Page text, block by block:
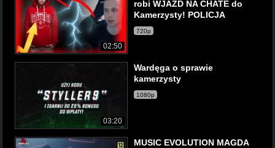
02:50
robi WJAZD NA CHATE do
Kamerzysty! POLICJA
720p
03:20
Wardęga o sprawie
kamerzysty
1080p
MUSIC EVOLUTION MAGDA